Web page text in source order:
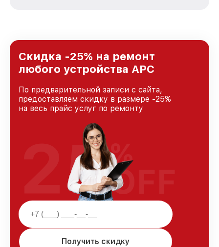
Ростове-на-Дону, постоянно повышая уровень
доверия и лояльности наших клиентов.
Скидка -25% на ремонт
любого устройства APC
По предварительной записи с сайта,
предоставляем скидку в размере -25%
на весь прайс услуг по ремонту
Получить скидку
25%
OFF